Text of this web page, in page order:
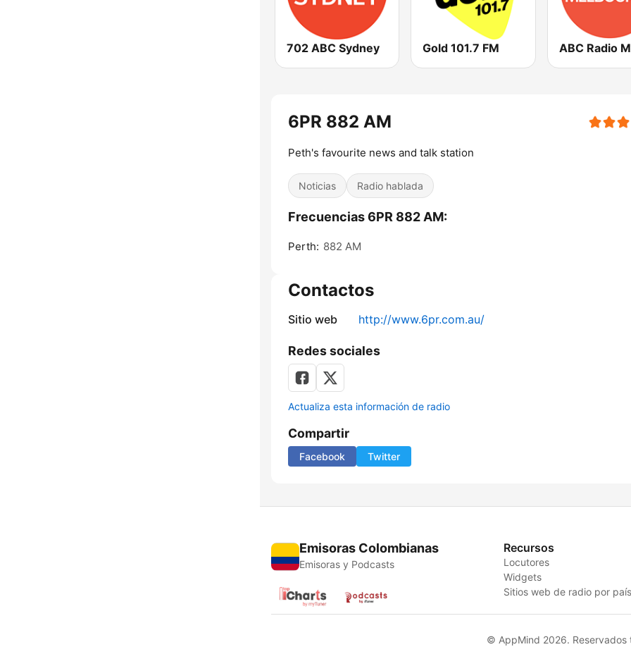
702 ABC Sydney Gold 101.7 FM
6PR 882 AM
Peth's favourite news and talk station
Noticias Radio hablada
Frecuencias 6PR 882 AM:
Perth: 882 AM
Contactos
Sitio web http://www.6pr.com.au/
Redes sociales
Actualiza esta información de radio
Compartir
Facebook Twitter
Emisoras Colombianas
Emisoras y Podcasts
Recursos
Locutores
Widgets
Sitios web de radio por país
© AppMind 2026. Reservados